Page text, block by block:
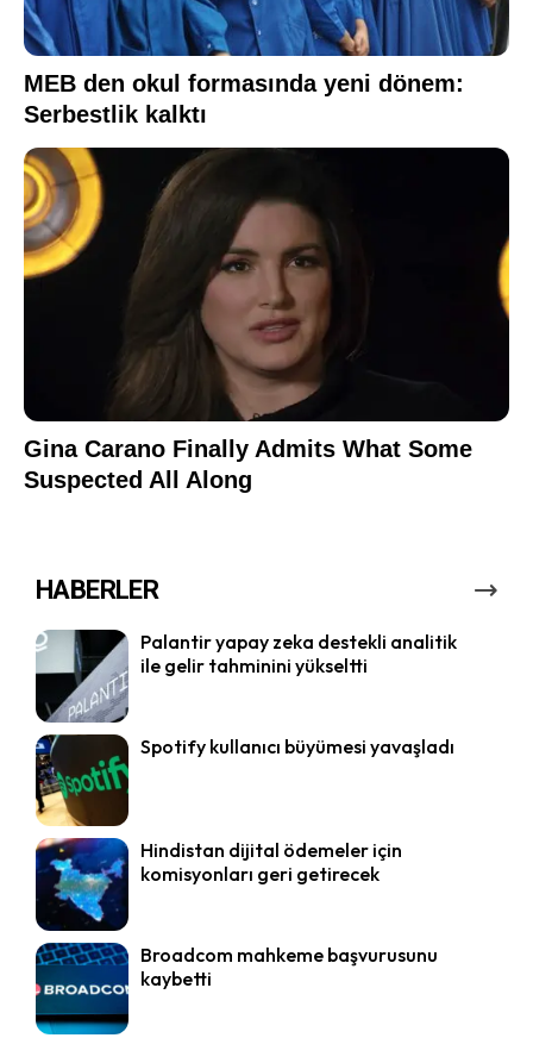
HABERLER
Palantir yapay zeka destekli analitik
ile gelir tahminini yükseltti
Spotify kullanıcı büyümesi yavaşladı
Hindistan dijital ödemeler için
komisyonları geri getirecek
Broadcom mahkeme başvurusunu
kaybetti